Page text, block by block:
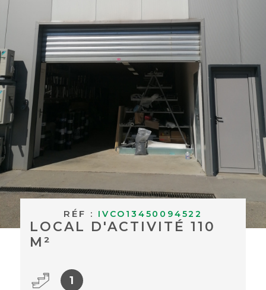
ACHETER À
ACTUALITÉS
BLOG
RÉF : IVCO13450094522
LOCAL D'ACTIVITÉ 110
M²
1
SURFACE
Pièces
PIÈCES
RÉFÉRENCE
CRITÈRES
SUPPLÉMENTAIRES
Piscine
Parking
Terrasse
RECHERCHER